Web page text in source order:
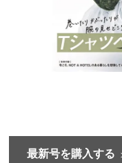
最新号を購入する